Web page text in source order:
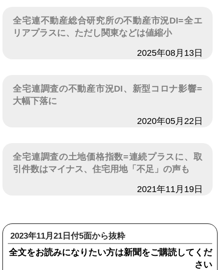
全宅連不動産総合研究所の不動産市況DI=全エ
リアプラスに、ただし関東などは値縮小
2025年08月13日
全宅連調査の不動産市況DI、新型コロナ影響=
大幅下落に
2020年05月22日
全宅連調査の土地価格指数=連続プラスに、取
引件数はマイナス、住宅用地「不足」の声も
2021年11月19日
2023年11月21日付5面から抜粋
全文をお読みになりたい方は新聞をご購読してくだ
さい